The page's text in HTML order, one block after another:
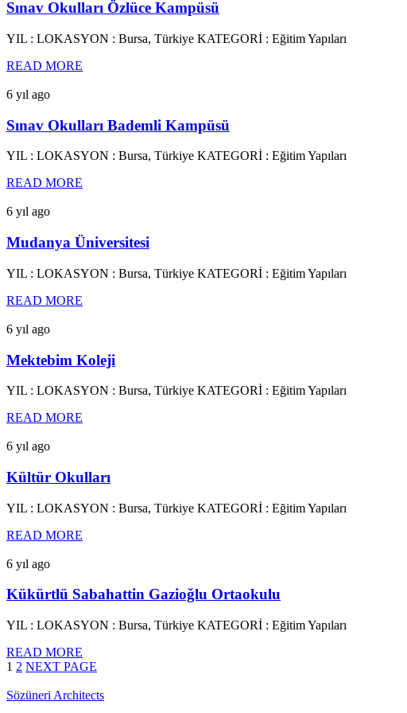
Sınav Okulları Özlüce Kampüsü
YIL : LOKASYON : Bursa, Türkiye KATEGORİ : Eğitim Yapıları
READ MORE
6 yıl ago
Sınav Okulları Bademli Kampüsü
YIL : LOKASYON : Bursa, Türkiye KATEGORİ : Eğitim Yapıları
READ MORE
6 yıl ago
Mudanya Üniversitesi
YIL : LOKASYON : Bursa, Türkiye KATEGORİ : Eğitim Yapıları
READ MORE
6 yıl ago
Mektebim Koleji
YIL : LOKASYON : Bursa, Türkiye KATEGORİ : Eğitim Yapıları
READ MORE
6 yıl ago
Kültür Okulları
YIL : LOKASYON : Bursa, Türkiye KATEGORİ : Eğitim Yapıları
READ MORE
6 yıl ago
Kükürtlü Sabahattin Gazioğlu Ortaokulu
YIL : LOKASYON : Bursa, Türkiye KATEGORİ : Eğitim Yapıları
READ MORE
1 2 NEXT PAGE
Sözüneri Architects